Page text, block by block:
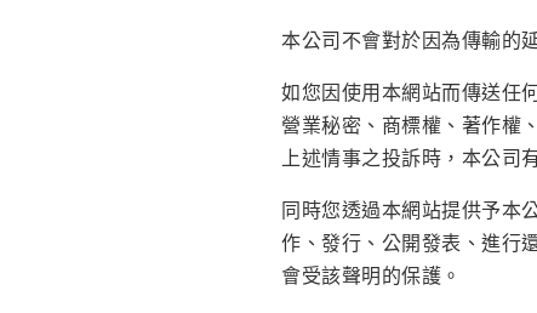
本公司不會對於因為傳輸的
如您因使用本網站而傳送任
營業秘密、商標權、著作權
上述情事之投訴時，本公司
同時您透過本網站提供予本
作、發行、公開發表、進行
會受該聲明的保護。